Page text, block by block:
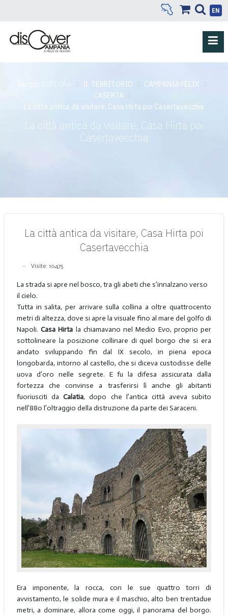
EN
Sei qui: IL TERRITORIO
CAMPANIA FELIX
CASERTA
La città antica da visitare, Casa Hirta poi Casertavecchia
La città antica da visitare, Casa Hirta poi
Casertavecchia
La città antica da visitare, Casa Hirta poi
Casertavecchia
Visite: 10475
La strada si apre nel bosco, tra gli abeti che s’innalzano verso
il cielo.
Tutta in salita, per arrivare sulla collina a oltre quattrocento
metri di altezza, dove si apre la visuale fino al mare del golfo di
Napoli.Casa Hirta la chiamavano nel Medio Evo, proprio per
sottolineare la posizione collinare di quel borgo che si era
andato sviluppando fin dal IX secolo, in piena epoca
longobarda, intorno al castello, che si diceva custodisse delle
uova d’oro nelle segrete. E fu la difesa assicurata dalla
fortezza che convinse a trasferirsi lì anche gli abitanti
fuoriusciti daCalatia, dopo che l’antica città aveva subito
nell’880 l’oltraggio della distruzione da parte dei Saraceni.
Era imponente, la rocca, con le sue quattro torri di
avvistamento, le solide mura e il maschio, alto ben trentadue
metri, a dominare, allora come oggi, il panorama del borgo.